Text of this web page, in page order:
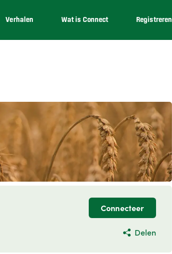
Verhalen Wat is Connect Registreren
Connecteer
Delen